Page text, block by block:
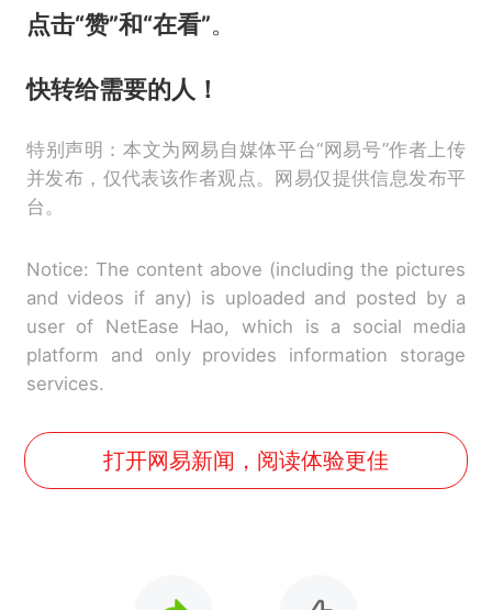
点击“赞”和“在看”。
快转给需要的人！
特别声明：本文为网易自媒体平台“网易号”作者上传
并发布，仅代表该作者观点。网易仅提供信息发布平
台。
Notice: The content above (including the pictures
and videos if any) is uploaded and posted by a
user of NetEase Hao, which is a social media
platform and only provides information storage
services.
打开网易新闻，阅读体验更佳